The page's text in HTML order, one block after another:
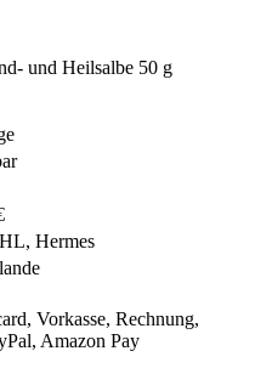
und Heilsalbe 50 g
Hermes
Vorkasse, Rechnung,
Amazon Pay